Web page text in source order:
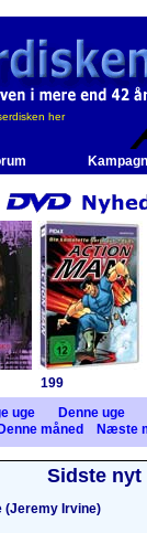
her
199
uge
Denne uge
Denne måned
Næste
Sidste nyt
(Jeremy Irvine)